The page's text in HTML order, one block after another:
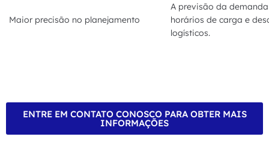
Maior precisão no planejamento
A previsão da
horários de carga e
logísticos.
ENTRE EM CONTATO CONOSCO PARA OBTER MAIS
INFORMAÇÕES